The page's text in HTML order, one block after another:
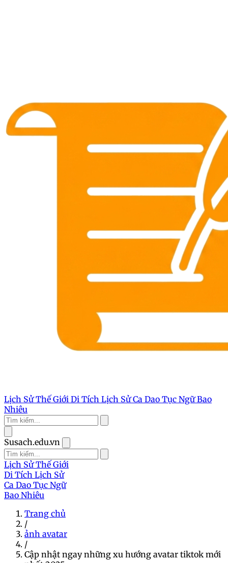
Lịch Sử Thế Giới Di Tích Lịch SửCa Dao Tục NgữBao
Nhiêu
Susach.edu.vn
Lịch Sử Thế Giới
Di Tích Lịch Sử
Ca Dao Tục Ngữ
Bao Nhiêu
Trang chủ
/
ảnh avatar
/
Cập nhật ngay những xu hướng avatar tiktok mới